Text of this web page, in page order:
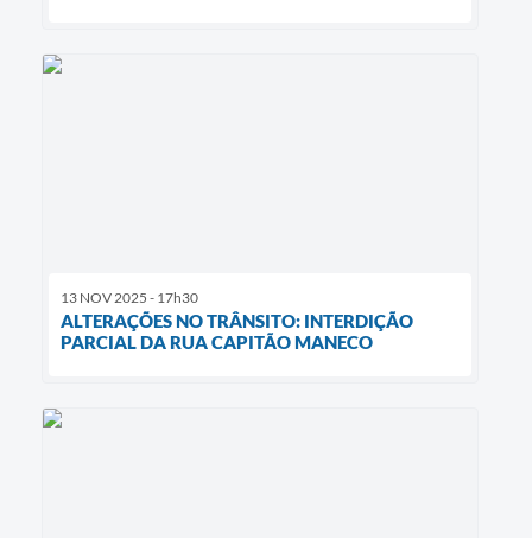
13 NOV 2025 - 17h30
ALTERAÇÕES NO TRÂNSITO: INTERDIÇÃO
PARCIAL DA RUA CAPITÃO MANECO